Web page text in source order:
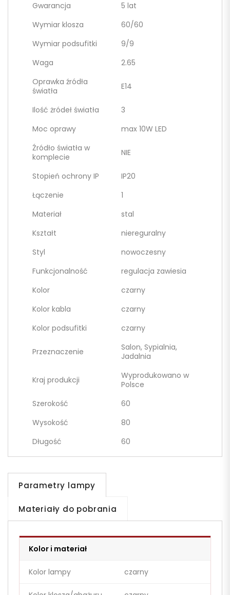
Gwarancja
5 lat
Wymiar klosza
60/60
Wymiar podsufitki
9/9
Waga
2.65
Oprawka źródła
światła
E14
Ilość żródeł światła
3
Moc oprawy
max 10W LED
Źródło światła w
komplecie
NIE
Stopień ochrony IP
IP20
Łączenie
1
Materiał
stal
Kształt
niereguralny
Styl
nowoczesny
Funkcjonalność
regulacja zawiesia
Kolor
czarny
Kolor kabla
czarny
Kolor podsufitki
czarny
Przeznaczenie
Salon, Sypialnia,
Jadalnia
Kraj produkcji
Wyprodukowano w
Polsce
Szerokość
60
Wysokość
80
Długość
60
Parametry lampy
Materiały do pobrania
Kolor i materiał
Kolor lampy czarny